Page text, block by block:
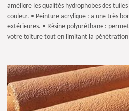
améliore les qualités hydrophobes des
couleur. • Peinture acrylique : a une très
extérieures. • Résine polyuréthane :
votre toiture tout en limitant la pénétration